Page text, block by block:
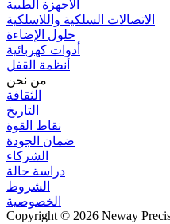
الأجهزة الطبية
الاتصالات السلكية واللاسلكية
حلول الإضاءة
أدوات كهربائية
أنظمة القفل
من نحن
الثقافة
التاريخ
نقاط القوة
ضمان الجودة
الشركاء
دراسة حالة
الشروط
الخصوصية
Copyright © 2026 Neway